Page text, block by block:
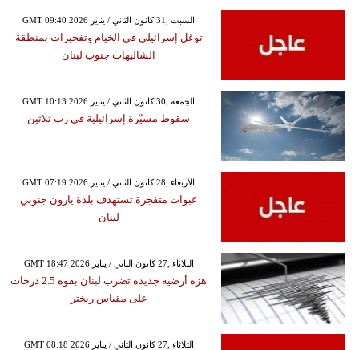
GMT 09:40 2026 السبت ,31 كانون الثاني / يناير
توغل إسرائيلي في الخيام وتفجيرات بمنطقة
الشاليهات جنوب لبنان
GMT 10:13 2026 الجمعة ,30 كانون الثاني / يناير
سقوط مسيّرة إسرائيلية في رب ثلاثين
GMT 07:19 2026 الأربعاء ,28 كانون الثاني / يناير
عبوات متفجرة تستهدف بلدة يارون جنوبي
لبنان
GMT 18:47 2026 الثلاثاء ,27 كانون الثاني / يناير
هزة أرضية جديدة تضرب لبنان بقوة 2.5 درجات
على مقياس ريختر
GMT 08:18 2026 الثلاثاء ,27 كانون الثاني / يناير